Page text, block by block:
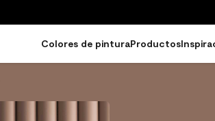
Colores de pinturaProductos